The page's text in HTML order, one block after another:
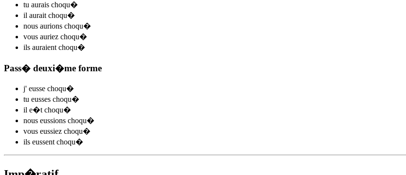
tu aurais choqu�
il aurait choqu�
nous aurions choqu�
vous auriez choqu�
ils auraient choqu�
Pass� deuxi�me forme
j' eusse choqu�
tu eusses choqu�
il e�t choqu�
nous eussions choqu�
vous eussiez choqu�
ils eussent choqu�